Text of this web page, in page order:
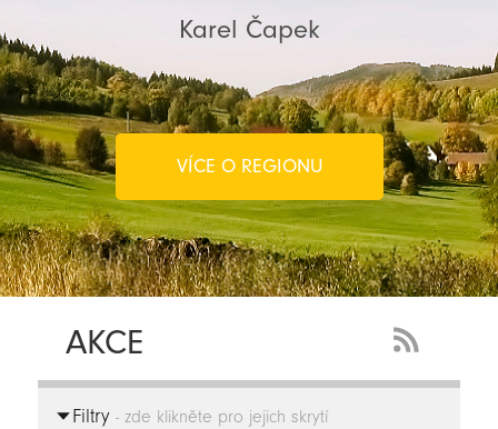
Karel Čapek
VÍCE O REGIONU
AKCE
Feed
Filtry- zde klikněte pro jejich skrytí